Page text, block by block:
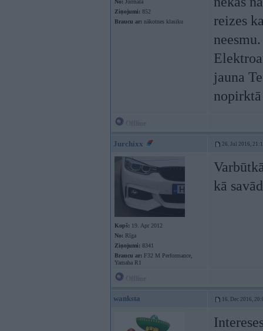
No: Jūrmala
Ziņojumi: 852
Braucu ar: nākotnes klasiku
reizes
neesmu.
jauna
Jurchixx 26. Jul 2016,
Kopš: 19. Apr 2012
No: Rīga
Ziņojumi: 8341
Braucu ar: F32 M Performance,
Yamaha R1
kā
wanksta 16. Dec 2016,